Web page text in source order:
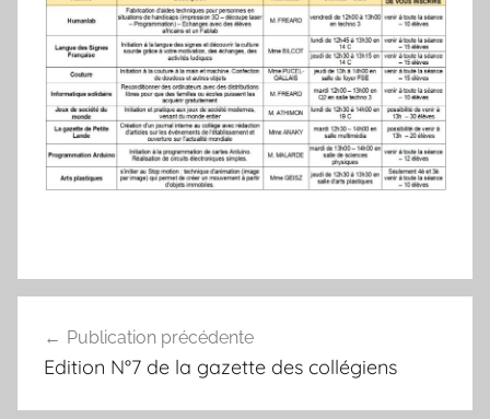
de
Publication précédente
Edition N°7 de la gazette des collégiens